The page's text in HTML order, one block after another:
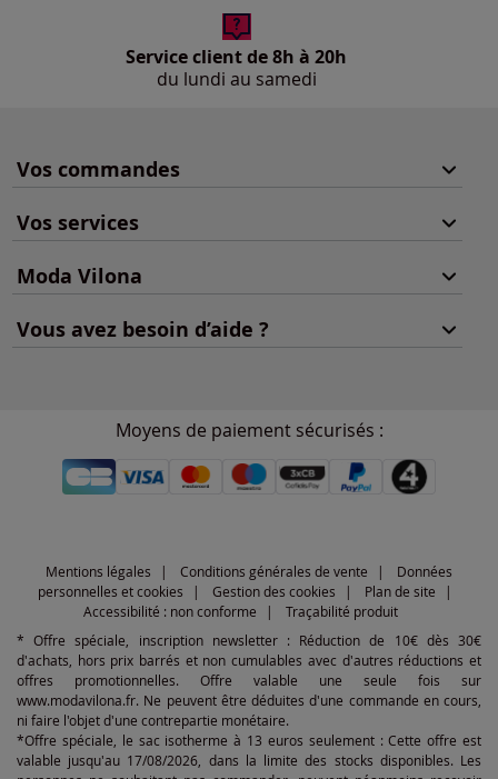
Service client de 8h à 20h
du lundi au samedi
Vos commandes
Vos services
Moda Vilona
Vous avez besoin d’aide ?
Moyens de paiement sécurisés :
Mentions légales Conditions générales de vente
Données
personnelles et cookies
Gestion des cookies
Plan de site
Accessibilité : non conforme
Traçabilité produit
* Offre spéciale, inscription newsletter : Réduction de 10€ dès 30€
d'achats, hors prix barrés et non cumulables avec d'autres réductions et
offres promotionnelles. Offre valable une seule fois sur
www.modavilona.fr. Ne peuvent être déduites d'une commande en cours,
ni faire l'objet d'une contrepartie monétaire.
*Offre spéciale, le sac isotherme à 13 euros seulement : Cette offre est
valable jusqu'au 17/08/2026, dans la limite des stocks disponibles. Les